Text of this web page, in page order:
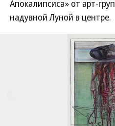
Апокалипсиса» от арт-
надувной Луной в центре.